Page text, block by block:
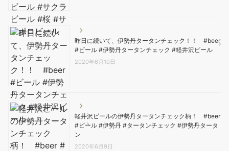
昨日に続いて、伊勢丹タータンチェック！！ #beer
#ビール #伊勢丹タータンチェック #軽井沢ビール
2020年6月10日
軽井沢ビールの伊勢丹タータンチェック柄！ #beer
#ビール #伊勢丹 #タータンチェック #伊勢丹タータ
ン
2020年6月9日